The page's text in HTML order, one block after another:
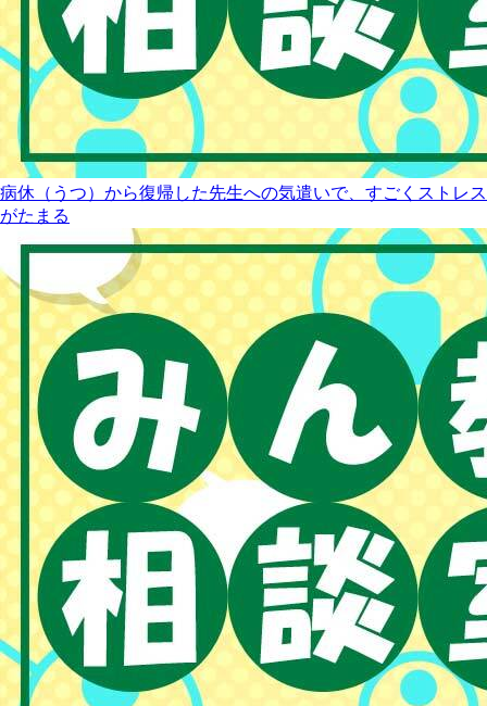
病休（うつ）から復帰した先生への気遣いで、すごくストレス
がたまる